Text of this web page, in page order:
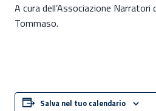
A cura dell’Associazione Narratori
Tommaso.
Salva nel tuo calendario